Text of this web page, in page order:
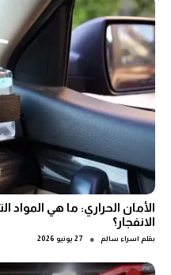
الأمان الحراري: ما هي المواد
الانفجار؟
بقلم اسراء سالم ● 27 يونيو 2026